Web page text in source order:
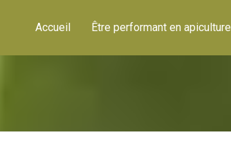
Accueil Être performant en apiculture